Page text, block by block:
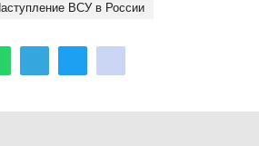
Наступление ВСУ в России